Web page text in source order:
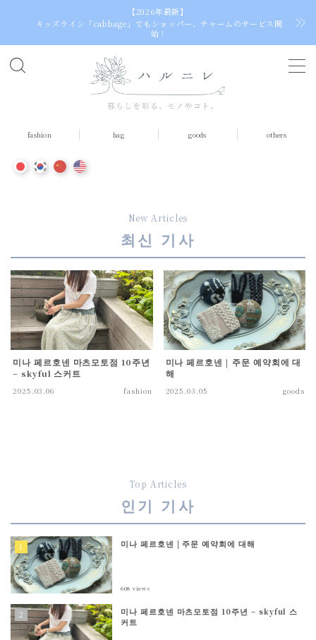
【2026年最新】
キッズライン「cabbage」でもショッパー、チャームのサービス開
始！
e
a
u
a
g
e
fashion bag goods others
New Articles
최신 기사
미나 페르호넨 마츠모토점 10주년
– skyful 스커트
2025.03.06 fashion
미나 페르호넨 | 주문 예약회에 대
해
2025.03.05 goods
Top Articles
인기 기사
미나 페르호넨 | 주문 예약회에 대해
608 views
미나 페르호넨 마츠모토점 10주년 – skyful 스
커트